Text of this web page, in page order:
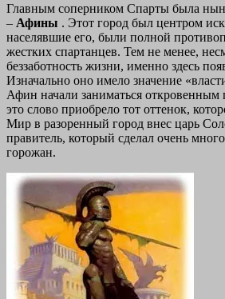
Главным соперником Спарты была
– Афины . Этот город был центром
населявшие его, были полной
жестких спартанцев. Тем не менее,
беззаботность жизни, именно здесь
Изначально оно имело значение
Афин начали заниматься откровенным
это слово приобрело тот оттенок,
Мир в разоренный город внес царь
правитель, который сделал очень
горожан.